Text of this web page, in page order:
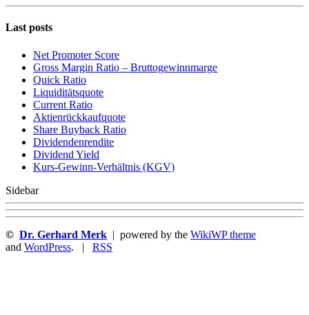
Last posts
Net Promoter Score
Gro ss Margin Ratio – Bruttogewinnmarge
Quic k Ratio
Liquiditätsquote
Current Ratio
Aktienrückkaufquote
Sha re Buyback Ratio
Dividendenrendite
Dividend Yield
Kurs-Gewinn-Verhältnis (KGV)
Sidebar
© Dr. Gerhard Merk | powered by the WikiWP theme
and WordPress. | RSS